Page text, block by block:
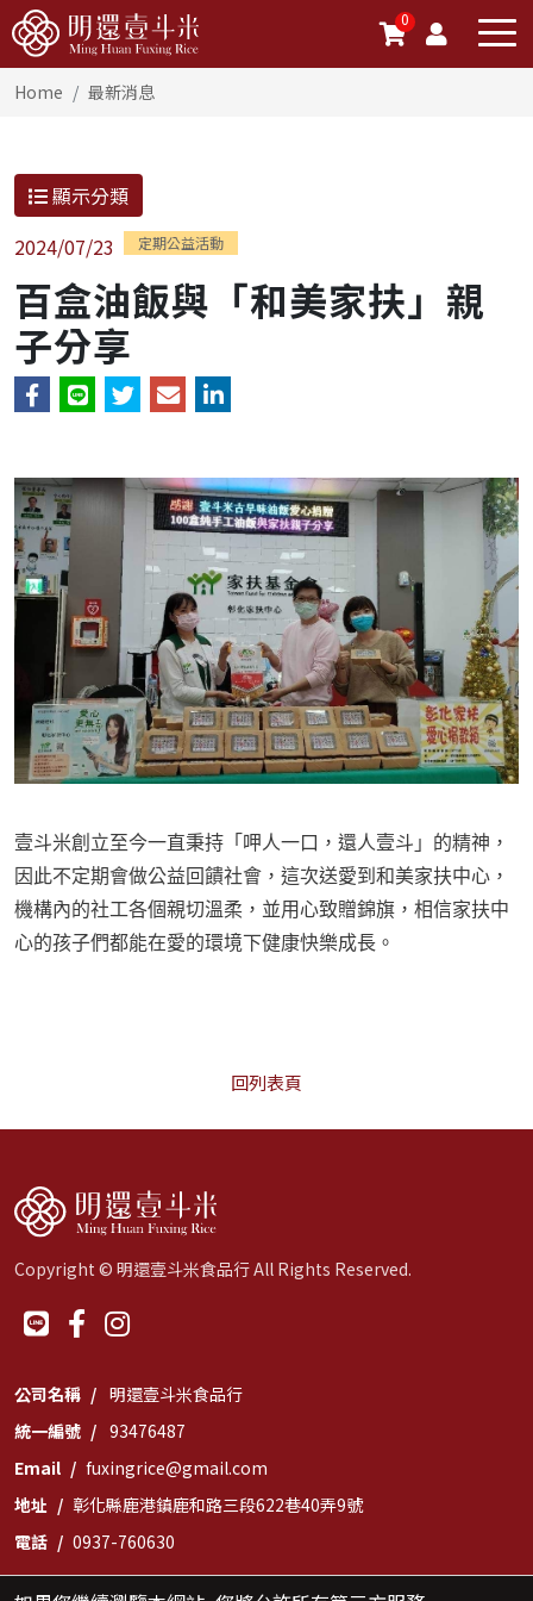
0
Home 最新消息
顯示分類
2024/07/23
定期公益活動
百盒油飯與「和美家扶」親
子分享
壹斗米創立至今一直秉持「呷人一口，還人壹斗」的精神，
因此不定期會做公益回饋社會，這次送愛到和美家扶中心，
機構內的社工各個親切溫柔，並用心致贈錦旗，相信家扶中
心的孩子們都能在愛的環境下健康快樂成長。
回列表頁
Copyright © 明還壹斗米食品行 All Rights Reserved.
公司名稱
明還壹斗米食品行
統一編號
93476487
Email
fuxingrice@gmail.com
地址
彰化縣鹿港鎮鹿和路三段622巷40弄9號
電話
0937-760630